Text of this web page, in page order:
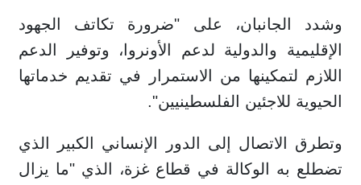
وشدد الجانبان، على "ضرورة تكاتف الجهود
الإقليمية والدولية لدعم الأونروا، وتوفير الدعم
اللازم لتمكينها من الاستمرار في تقديم خدماتها
الحيوية للاجئين الفلسطينيين".
وتطرق الاتصال إلى الدور الإنساني الكبير الذي
تضطلع به الوكالة في قطاع غزة، الذي "ما يزال